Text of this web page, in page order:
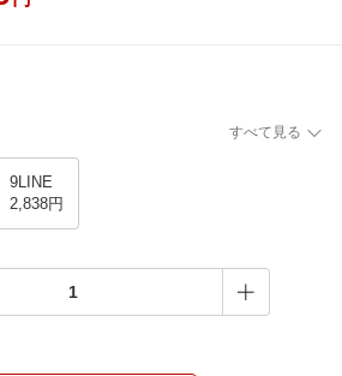
すべて見る
9LINE
2,838円